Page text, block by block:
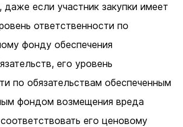
даже если участник закупки имеет
ответственности по
фонду обеспечения
его уровень
по обязательствам обеспеченным
фондом возмещения вреда
его ценовому